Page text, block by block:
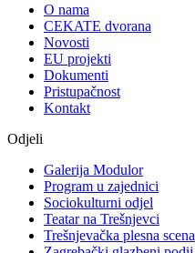
O nama
CEKATE dvorana
Novosti
EU projekti
Dokumenti
Pristupačnost
Kontakt
Odjeli
Galerija Modulor
Program u zajednici
Sociokulturni odjel
Teatar na Trešnjevci
Trešnjevačka plesna scena